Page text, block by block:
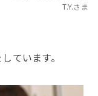
T.Y.さま
ています。